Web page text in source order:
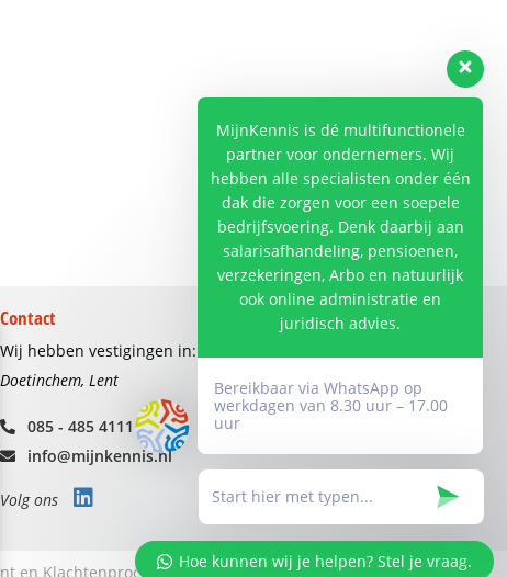
Contact
Wij hebben vestigingen in:
Doetinchem, Lent
085 - 485 4111
info@mijnkennis.nl
Volg ons
en Klachtenprocedure
MijnKennis is dé multifunctionele
partner voor ondernemers. Wij
hebben alle specialisten onder één
dak die zorgen voor een soepele
bedrijfsvoering. Denk daarbij aan
salarisafhandeling, pensioenen,
verzekeringen, Arbo en natuurlijk
ook online administratie en
juridisch advies.
Bereikbaar via WhatsApp op
werkdagen van 8.30 uur – 17.00
uur
Hoe kunnen wij je helpen? Stel je vraag.